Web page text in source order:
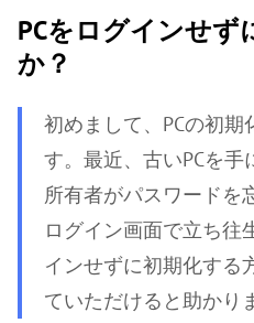
PCをログインせず
か？
初めまして、PCの初期
す。最近、古いPCを
所有者がパスワードを
ログイン画面で立ち往
インせずに初期化する
ていただけると助かり